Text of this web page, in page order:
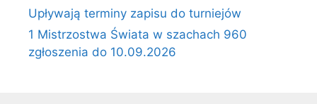
Upływają terminy zapisu do turniejów
1 Mistrzostwa Świata w szachach 960
zgłoszenia do 10.09.2026